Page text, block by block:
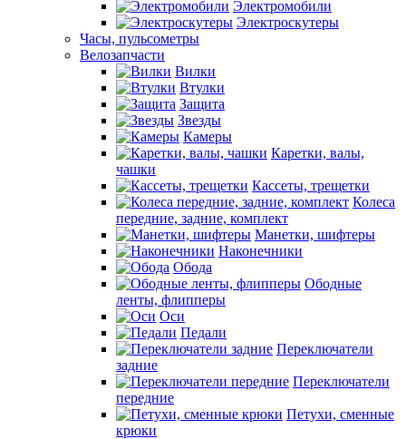
Электромобили
Электроскутеры
Часы, пульсометры
Велозапчасти
Вилки
Втулки
Защита
Звезды
Камеры
Каретки, валы,
чашки
Кассеты, трещетки
Колеса
передние, задние, комплект
Манетки, шифтеры
Наконечники
Обода
Ободные
ленты, флипперы
Оси
Педали
Переключатели
задние
Переключатели
передние
Петухи, сменные
крюки